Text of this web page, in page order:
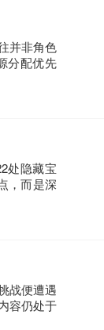
并非角色
分配优先
处隐藏宝
，而是深
战便遭遇
容仍处于